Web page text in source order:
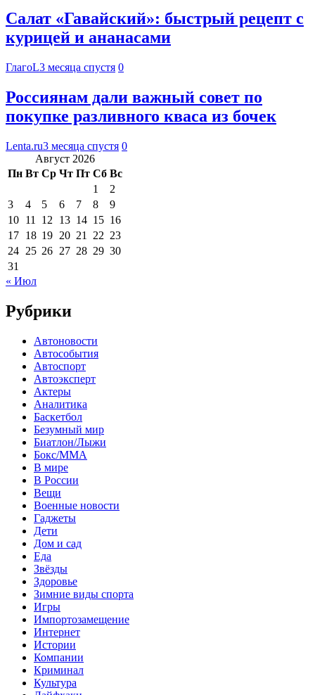
Салат «Гавайский»: быстрый рецепт с
курицей и ананасами
ГлагоL3 месяца спустя 0
Россиянам дали важный совет по
покупке разливного кваса из бочек
Lenta.ru3 месяца спустя 0
Август 2026
Пн Вт Ср Чт Пт Сб Вс
1
2
3
4 5 6 7 8
9
10 11 12 13 14 15 16
17 18 19 20 21 22 23
24 25 26 27 28 29 30
31
« Июл
Рубрики
Автоновости
Автособытия
Автоспорт
Автоэксперт
Актеры
Аналитика
Баскетбол
Безумный мир
Биатлон/Лыжи
Бокс/MMA
В мире
В России
Вещи
Военные новости
Гаджеты
Дети
Дом и сад
Еда
Звёзды
Здоровье
Зимние виды спорта
Игры
Импортозамещение
Интернет
Истории
Компании
Криминал
Культура